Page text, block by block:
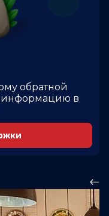
обратной
информацию в